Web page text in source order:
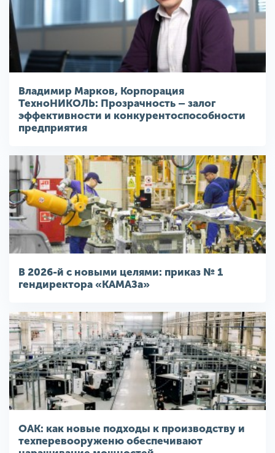
Владимир Марков, Корпорация
ТехноНИКОЛЬ: Прозрачность – залог
эффективности и конкурентоспособности
предприятия
В 2026-й с новыми целями: приказ № 1
гендиректора «КАМАЗа»
ОАК: как новые подходы к производству и
техперевооруженю обеспечивают